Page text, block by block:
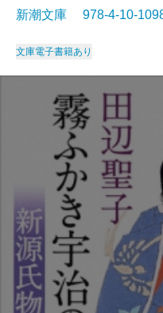
新潮文庫 978-4-10-
文庫電子書籍あり